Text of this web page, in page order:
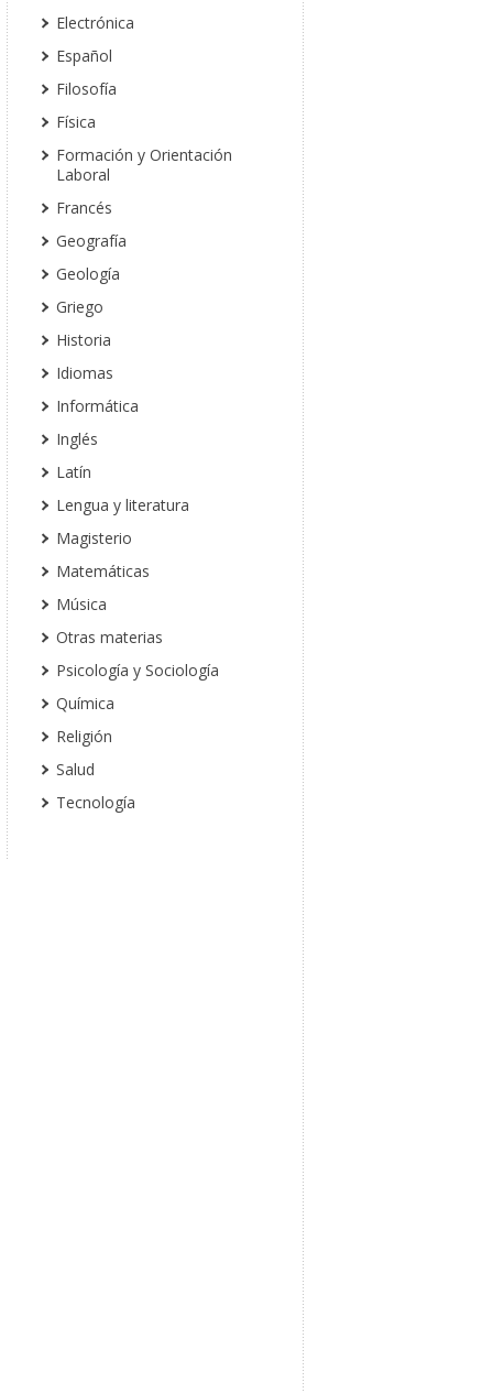
Electrónica
Español
Filosofía
Física
Formación y Orientación
Laboral
Francés
Geografía
Geología
Griego
Historia
Idiomas
Informática
Inglés
Latín
Lengua y literatura
Magisterio
Matemáticas
Música
Otras materias
Psicología y Sociología
Química
Religión
Salud
Tecnología